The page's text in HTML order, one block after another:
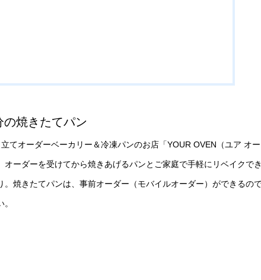
焼きたてパン
てオーダーベーカリー＆冷凍パンのお店「YOUR OVEN（ユア オ
ーダーを受けてから焼きあげるパンとご家庭で手軽にリベイクで
焼きたてパンは、事前オーダー（モバイルオーダー）ができるの